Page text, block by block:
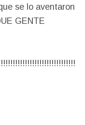
se lo aventaron
GENTE